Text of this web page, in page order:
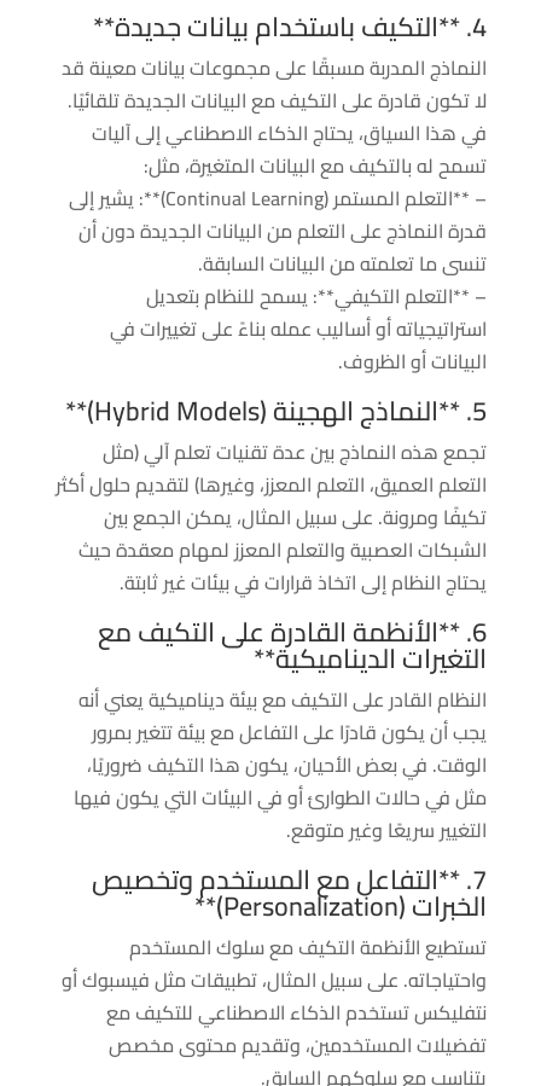
4. **التكيف باستخدام بيانات جديدة**
النماذج المدربة مسبقًا على مجموعات بيانات معينة قد
لا تكون قادرة على التكيف مع البيانات الجديدة تلقائيًا.
في هذا السياق، يحتاج الذكاء الاصطناعي إلى آليات
تسمح له بالتكيف مع البيانات المتغيرة، مثل:
– **التعلم المستمر (Continual Learning)**: يشير إلى
قدرة النماذج على التعلم من البيانات الجديدة دون أن
تنسى ما تعلمته من البيانات السابقة.
– **التعلم التكيفي**: يسمح للنظام بتعديل
استراتيجياته أو أساليب عمله بناءً على تغييرات في
البيانات أو الظروف.
5. **النماذج الهجينة (Hybrid Models)**
تجمع هذه النماذج بين عدة تقنيات تعلم آلي (مثل
التعلم العميق، التعلم المعزز، وغيرها) لتقديم حلول أكثر
تكيفًا ومرونة. على سبيل المثال، يمكن الجمع بين
الشبكات العصبية والتعلم المعزز لمهام معقدة حيث
يحتاج النظام إلى اتخاذ قرارات في بيئات غير ثابتة.
6. **الأنظمة القادرة على التكيف مع
التغيرات الديناميكية**
النظام القادر على التكيف مع بيئة ديناميكية يعني أنه
يجب أن يكون قادرًا على التفاعل مع بيئة تتغير بمرور
الوقت. في بعض الأحيان، يكون هذا التكيف ضروريًا،
مثل في حالات الطوارئ أو في البيئات التي يكون فيها
التغيير سريعًا وغير متوقع.
7. **التفاعل مع المستخدم وتخصيص
الخبرات (Personalization)**
تستطيع الأنظمة التكيف مع سلوك المستخدم
واحتياجاته. على سبيل المثال، تطبيقات مثل فيسبوك أو
نتفليكس تستخدم الذكاء الاصطناعي للتكيف مع
تفضيلات المستخدمين، وتقديم محتوى مخصص
يتناسب مع سلوكهم السابق.